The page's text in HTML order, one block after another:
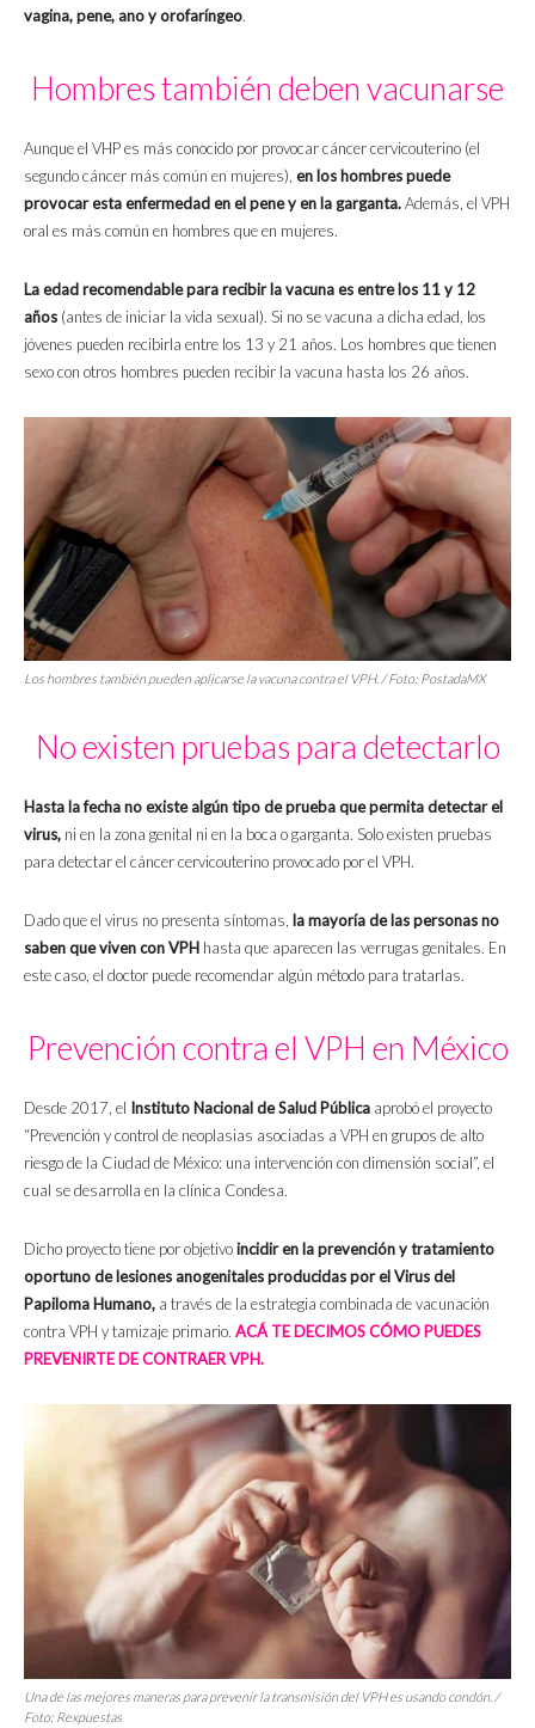
vagina, pene, ano y orofaríngeo.
Hombres también deben vacunarse
Aunque el VHP es más conocido por provocar cáncer cervicouterino (el
segundo cáncer más común en mujeres), en los hombres puede
provocar esta enfermedad en el pene y en la garganta.Además, el VPH
oral es más común en hombres que en mujeres.
La edad recomendable para recibir la vacuna es entre los 11 y 12
años (antes de iniciar la vida sexual). Si no se vacuna a dicha edad, los
jóvenes pueden recibirla entre los 13 y 21 años. Los hombres que tienen
sexo con otros hombres pueden recibir la vacuna hasta los 26 años.
Los hombres también pueden aplicarse la vacuna contra el VPH. / Foto: PostadaMX
No existen pruebas para detectarlo
Hasta la fecha no existe algún tipo de prueba que permita detectar el
virus, ni en la zona genital ni en la boca o garganta. Solo existen pruebas
para detectar el cáncer cervicouterino provocado por el VPH.
Dado que el virus no presenta síntomas, la mayoría de las personas no
saben que viven con VPH hasta que aparecen las verrugas genitales. En
este caso, el doctor puede recomendar algún método para tratarlas.
Prevención contra el VPH en México
Desde 2017, el Instituto Nacional de Salud Pública aprobó el proyecto
“Prevención y control de neoplasias asociadas a VPH en grupos de alto
riesgo de la Ciudad de México: una intervención con dimensión social”, el
cual se desarrolla en la clínica Condesa.
Dicho proyecto tiene por objetivoincidir en la prevención y tratamiento
oportuno de lesiones anogenitales producidas por el Virus del
Papiloma Humano, a través de la estrategia combinada de vacunación
contra VPH y tamizaje primario. ACÁ TE DECIMOS CÓMO PUEDES
PREVENIRTE DE CONTRAER VPH.
Una de las mejores maneras para prevenir la transmisión del VPH es usando condón. /
Foto: Rexpuestas